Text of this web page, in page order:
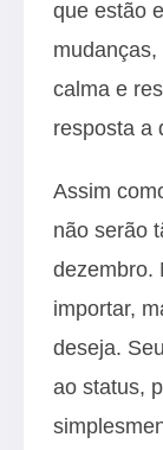
que estão
calma e
resposta a
Assim
não serão
dezembro.
importar,
deseja.
ao status,